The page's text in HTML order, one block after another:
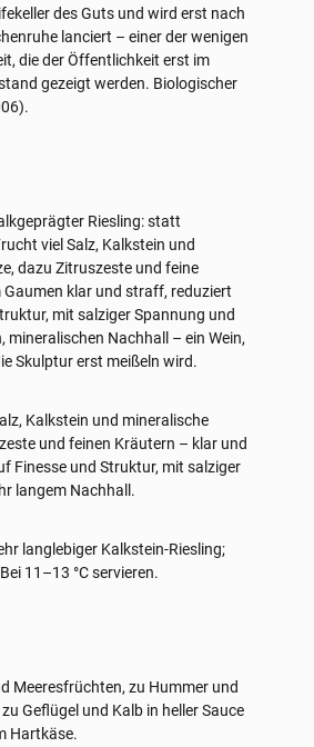
des Guts und wird erst nach
lanciert – einer der wenigen
die der Öffentlichkeit erst im
gezeigt werden. Biologischer
Riesling: statt
viel Salz, Kalkstein und
dazu Zitruszeste und feine
klar und straff, reduziert
mit salziger Spannung und
mineralischen Nachhall – ein Wein,
Skulptur erst meißeln wird.
Kalkstein und mineralische
und feinen Kräutern – klar und
Finesse und Struktur, mit salziger
langem Nachhall.
langlebiger Kalkstein-Riesling;
11–13 °C servieren.
Meeresfrüchten, zu Hummer und
Geflügel und Kalb in heller Sauce
Hartkäse.